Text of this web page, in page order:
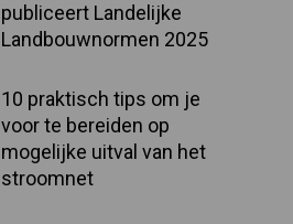
publiceert Landelijke
Landbouwnormen 2025
10 praktisch tips om je
voor te bereiden op
mogelijke uitval van het
stroomnet